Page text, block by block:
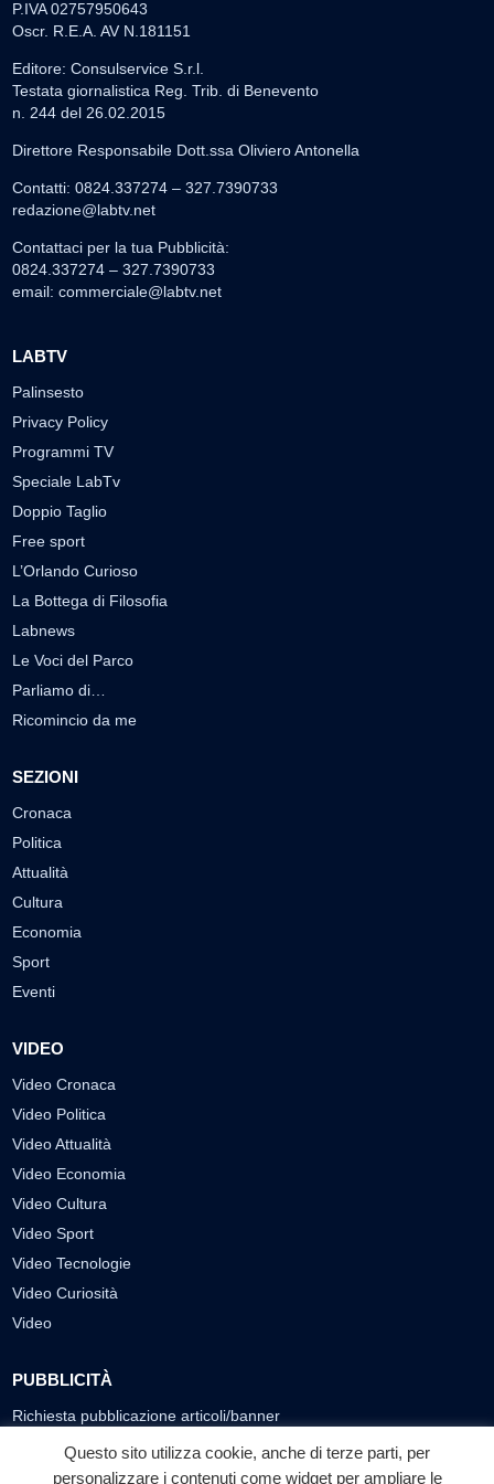
P.IVA 02757950643
Oscr. R.E.A. AV N.181151
Editore: Consulservice S.r.l.
Testata giornalistica Reg. Trib. di Benevento
n. 244 del 26.02.2015
Direttore Responsabile Dott.ssa Oliviero Antonella
Contatti: 0824.337274 – 327.7390733
redazione@labtv.net
Contattaci per la tua Pubblicità:
0824.337274 – 327.7390733
email: commerciale@labtv.net
LABTV
Palinsesto
Privacy Policy
Programmi TV
Speciale LabTv
Doppio Taglio
Free sport
L’Orlando Curioso
La Bottega di Filosofia
Labnews
Le Voci del Parco
Parliamo di…
Ricomincio da me
SEZIONI
Cronaca
Politica
Attualità
Cultura
Economia
Sport
Eventi
VIDEO
Video Cronaca
Video Politica
Video Attualità
Video Economia
Video Cultura
Video Sport
Video Tecnologie
Video Curiosità
Video
PUBBLICITÀ
Richiesta pubblicazione articoli/banner
SEGUICI SUI SOCIAL
Questo sito utilizza cookie, anche di terze parti, per
personalizzare i contenuti come widget per ampliare le